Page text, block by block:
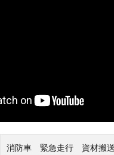
消防車 緊急走行 資材搬